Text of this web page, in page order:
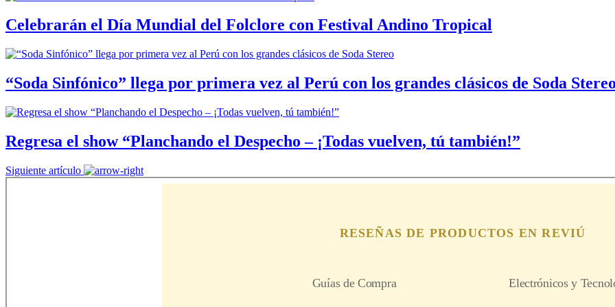
Celebrarán el Día Mundial del Folclore con Festival Andino Tropical
“Soda Sinfónico” llega por primera vez al Perú con los grandes clásicos de Soda
Regresa el show “Planchando el Despecho – ¡Todas vuelven, tú también!”
Siguiente artículo